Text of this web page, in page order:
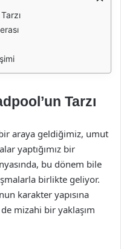
Tarzı
araya geldiğimiz, umut
yaptığımız bir
bu dönem bile
birlikte geliyor.
karakter yapısına
mizahi bir yaklaşım